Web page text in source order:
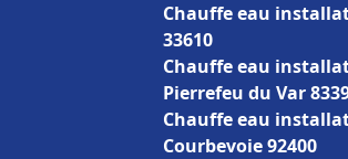
Chauffe eau
33610
Chauffe eau
Pierrefeu du Var
Chauffe eau
Courbevoie 92400